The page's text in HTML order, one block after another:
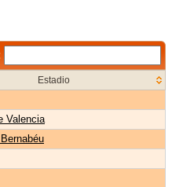
Estadio
Valencia